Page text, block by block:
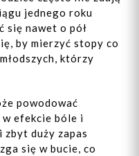
jednego roku
się nawet o pół
by mierzyć stopy co
którzy
powodować
efekcie bóle i
zbyt duży zapas
się w bucie, co